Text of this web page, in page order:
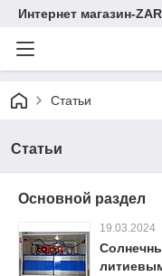
Интернет магазин-ZAR
Статьи
Статьи
Основной раздел
19.03.2024